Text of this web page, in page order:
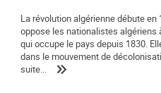
La révolution algérienne débute en
oppose les nationalistes algériens
qui occupe le pays depuis 1830.
dans le mouvement de
suite...